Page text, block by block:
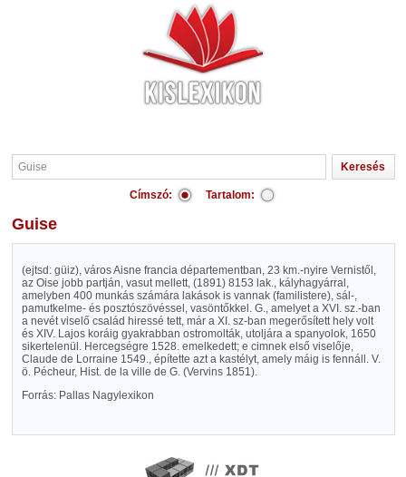
Címszó: Tartalom:
Guise
(ejtsd: güiz), város Aisne francia départementban, 23 km.-nyire Vernistől,
az Oise jobb partján, vasut mellett, (1891) 8153 lak., kályhagyárral,
amelyben 400 munkás számára lakások is vannak (familistere), sál-,
pamutkelme- és posztószövéssel, vasöntőkkel. G., amelyet a XVI. sz.-ban
a nevét viselő család hiressé tett, már a XI. sz-ban megerősített hely volt
és XIV. Lajos koráig gyakrabban ostromolták, utoljára a spanyolok, 1650
sikertelenül. Hercegségre 1528. emelkedett; e cimnek első viselője,
Claude de Lorraine 1549., építette azt a kastélyt, amely máig is fennáll. V.
ö. Pécheur, Hist. de la ville de G. (Vervins 1851).
Forrás: Pallas Nagylexikon